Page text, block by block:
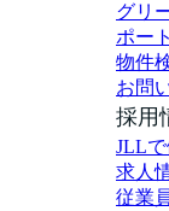
グリ
ポー
物件
お問
採用
JLLで
求人
従業